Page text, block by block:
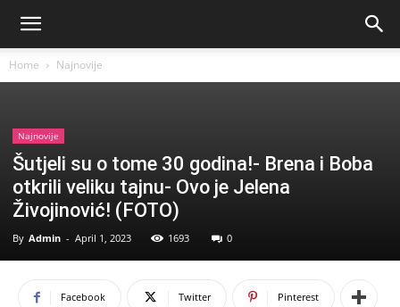
Home Najnovije
Najnovije
Šutjeli su o tome 30 godina!- Brena i Boba
otkrili veliku tajnu- Ovo je Jelena
Živojinović! (FOTO)
By Admin - April 1, 2023 1693 0
Facebook Twitter Pinterest